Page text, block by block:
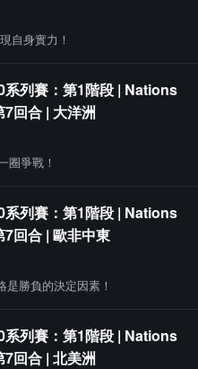
自身實力！
列賽：第1階段 | Nations
回合 | 大洋洲
圈爭戰！
列賽：第1階段 | Nations
回合 | 歐非中東
勝負的決定因素！
列賽：第1階段 | Nations
回合 | 北美洲